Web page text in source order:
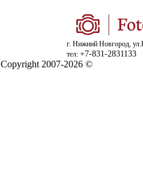
г. Нижний Новгород,
тел: +7-831-2831133
Copyright 2007-2026 ©